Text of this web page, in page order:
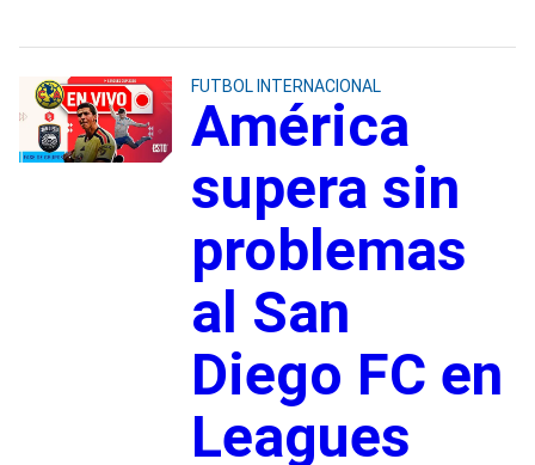
FUTBOL INTERNACIONAL
América
supera sin
problemas
al San
Diego FC en
Leagues